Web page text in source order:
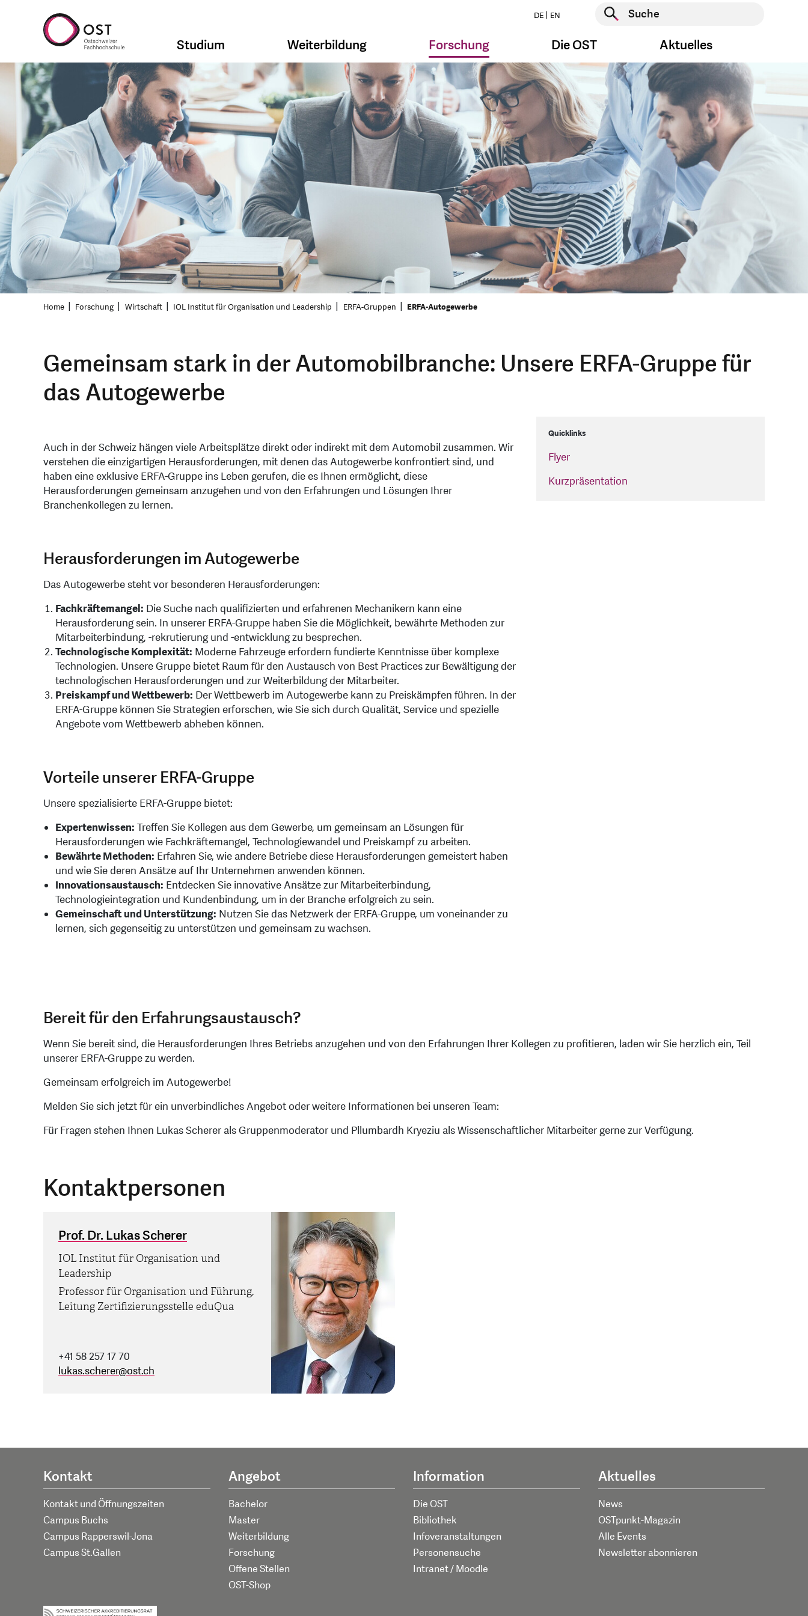
DE EN
Suche starten
Studium Weiterbildung Forschung Die OST Aktuelles
Home Forschung Wirtschaft IOL Institut für Organisation und Leadership ERFA-Gruppen ERFA-Autogewerbe
Gemeinsam stark in der Automobilbranche: Unsere ERFA-Gruppe für
das Autogewerbe
Auch in der Schweiz hängen viele Arbeitsplätze direkt oder indirekt mit dem Automobil zusammen. Wir
verstehen die einzigartigen Herausforderungen, mit denen das Autogewerbe konfrontiert sind, und
haben eine exklusive ERFA-Gruppe ins Leben gerufen, die es Ihnen ermöglicht, diese
Herausforderungen gemeinsam anzugehen und von den Erfahrungen und Lösungen Ihrer
Branchenkollegen zu lernen.
Herausforderungen im Autogewerbe
Das Autogewerbe steht vor besonderen Herausforderungen:
Fachkräftemangel: Die Suche nach qualifizierten und erfahrenen Mechanikern kann eine
Herausforderung sein. In unserer ERFA-Gruppe haben Sie die Möglichkeit, bewährte Methoden zur
Mitarbeiterbindung, -rekrutierung und -entwicklung zu besprechen.
Technologische Komplexität: Moderne Fahrzeuge erfordern fundierte Kenntnisse über komplexe
Technologien. Unsere Gruppe bietet Raum für den Austausch von Best Practices zur Bewältigung der
technologischen Herausforderungen und zur Weiterbildung der Mitarbeiter.
Preiskampf und Wettbewerb: Der Wettbewerb im Autogewerbe kann zu Preiskämpfen führen. In der
ERFA-Gruppe können Sie Strategien erforschen, wie Sie sich durch Qualität, Service und spezielle
Angebote vom Wettbewerb abheben können.
Vorteile unserer ERFA-Gruppe
Unsere spezialisierte ERFA-Gruppe bietet:
Expertenwissen: Treffen Sie Kollegen aus dem Gewerbe, um gemeinsam an Lösungen für
Herausforderungen wie Fachkräftemangel, Technologiewandel und Preiskampf zu arbeiten.
Bewährte Methoden: Erfahren Sie, wie andere Betriebe diese Herausforderungen gemeistert haben
und wie Sie deren Ansätze auf Ihr Unternehmen anwenden können.
Innovationsaustausch: Entdecken Sie innovative Ansätze zur Mitarbeiterbindung,
Technologieintegration und Kundenbindung, um in der Branche erfolgreich zu sein.
Gemeinschaft und Unterstützung: Nutzen Sie das Netzwerk der ERFA-Gruppe, um voneinander zu
lernen, sich gegenseitig zu unterstützen und gemeinsam zu wachsen.
Quicklinks
Flyer
Kurzpräsentation
Bereit für den Erfahrungsaustausch?
Wenn Sie bereit sind, die Herausforderungen Ihres Betriebs anzugehen und von den Erfahrungen Ihrer Kollegen zu profitieren, laden wir Sie herzlich ein, Teil
unserer ERFA-Gruppe zu werden.
Gemeinsam erfolgreich im Autogewerbe!
Melden Sie sich jetzt für ein unverbindliches Angebot oder weitere Informationen bei unseren Team:
Für Fragen stehen Ihnen Lukas Scherer als Gruppenmoderator und Pllumbardh Kryeziu als Wissenschaftlicher Mitarbeiter gerne zur Verfügung.
Kontaktpersonen
Prof. Dr. Lukas Scherer
IOL Institut für Organisation und
Leadership
Professor für Organisation und Führung,
Leitung Zertifizierungsstelle eduQua
+41 58 257 17 70
lukas.scherer@ost.ch
Kontakt
Kontakt und Öffnungszeiten
Campus Buchs
Campus Rapperswil-Jona
Campus St.Gallen
Angebot
Bachelor
Master
Weiterbildung
Forschung
Offene Stellen
OST-Shop
Information
Die OST
Bibliothek
Infoveranstaltungen
Personensuche
Intranet / Moodle
Aktuelles
News
OSTpunkt-Magazin
Alle Events
Newsletter abonnieren